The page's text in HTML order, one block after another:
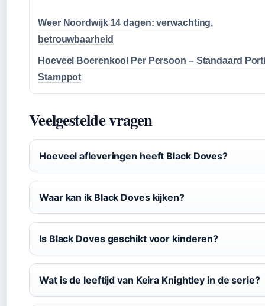
Weer Noordwijk 14 dagen: verwachting,
betrouwbaarheid
Hoeveel Boerenkool Per Persoon – Standaard
Stamppot
Veelgestelde vragen
Hoeveel afleveringen heeft Black Doves?
Waar kan ik Black Doves kijken?
Is Black Doves geschikt voor kinderen?
Wat is de leeftijd van Keira Knightley in de serie?